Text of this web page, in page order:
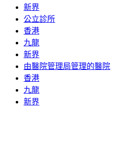
新界
公立診所
香港
九龍
新界
由醫院管理局管理的醫院
香港
九龍
新界